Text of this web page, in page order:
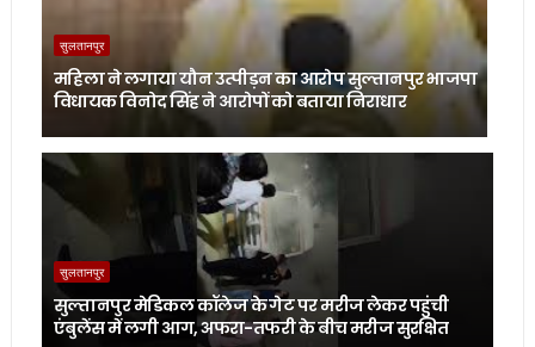
सुलतानपुर
महिला ने लगाया यौन उत्पीड़न का आरोप सुल्तानपुर भाजपा
विधायक विनोद सिंह ने आरोपों को बताया निराधार
सुलतानपुर
सुल्तानपुर मेडिकल कॉलेज के गेट पर मरीज लेकर पहुंची
एंबुलेंस में लगी आग, अफरा-तफरी के बीच मरीज सुरक्षित